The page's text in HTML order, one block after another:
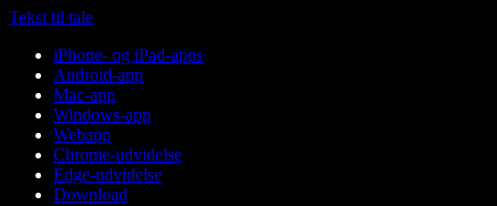
Tekst til tale
iPhone- og iPad-apps
Android-app
Mac-app
Windows-app
Webapp
Chrome-udvidelse
Edge-udvidelse
Download